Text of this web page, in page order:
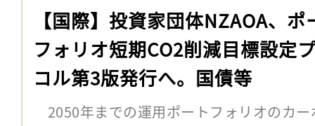
【国際】投資家団体NZAOA、ポ
フォリオ短期CO2削減目標設定
コル第3版発行へ。国債等
2050年までの運用ポートフォリオのカ